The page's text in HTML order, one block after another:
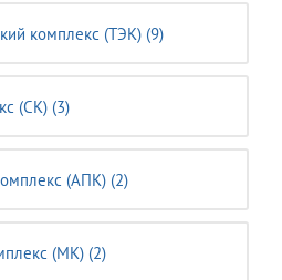
комплекс (ТЭК) (9)
(CK) (3)
(АПК) (2)
(МК) (2)